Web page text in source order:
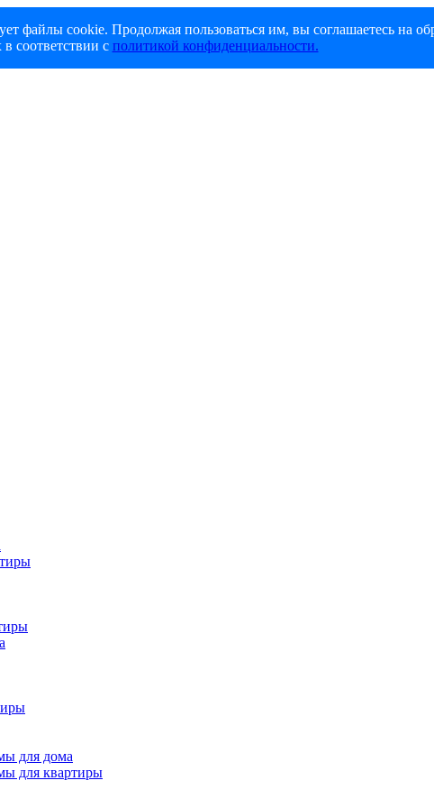
файлы cookie. Продолжая пользоваться им, вы соглашаетесь на
соответствии с политикой конфиденциальности.
для дома
для квартиры